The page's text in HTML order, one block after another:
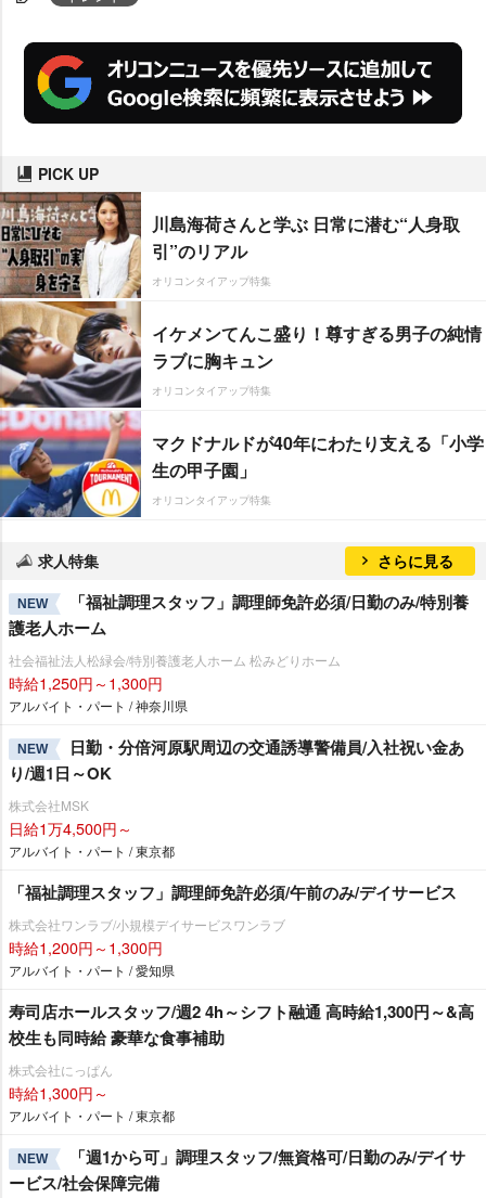
PICK UP
川島海荷さんと学ぶ 日常に潜む“人身取
引”のリアル
オリコンタイアップ特集
イケメンてんこ盛り！尊すぎる男子の純情
ラブに胸キュン
オリコンタイアップ特集
マクドナルドが40年にわたり支える「小学
生の甲子園」
オリコンタイアップ特集
求人特集 さらに見る
NEW
「福祉調理スタッフ」調理師免許必須/日勤のみ/特別養
護老人ホーム
社会福祉法人松緑会/特別養護老人ホーム 松みどりホーム
時給1,250円～1,300円
アルバイト・パート / 神奈川県
NEW
日勤・分倍河原駅周辺の交通誘導警備員/入社祝い金あ
り/週1日～OK
株式会社MSK
日給1万4,500円～
アルバイト・パート / 東京都
「福祉調理スタッフ」調理師免許必須/午前のみ/デイサービス
株式会社ワンラブ/小規模デイサービスワンラブ
時給1,200円～1,300円
アルバイト・パート / 愛知県
寿司店ホールスタッフ/週2 4h～シフト融通 高時給1,300円～&高
校生も同時給 豪華な食事補助
株式会社にっぱん
時給1,300円～
アルバイト・パート / 東京都
NEW
「週1から可」調理スタッフ/無資格可/日勤のみ/デイサ
ービス/社会保障完備